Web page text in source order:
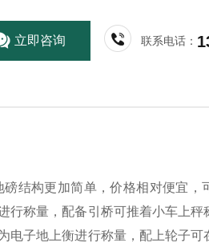
立即咨询 联系电话：
结构更加简单，价格相对便宜，
行称量，配备引桥可推着小车上秤
电子地上衡进行称量，配上轮子可